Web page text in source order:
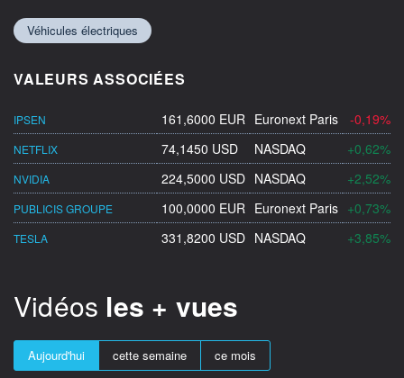
Véhicules électriques
VALEURS ASSOCIÉES
IPSEN 161,6000 EUR Euronext Paris -0,19%
NETFLIX 74,1450 USD NASDAQ +0,62%
NVIDIA 224,5000 USD NASDAQ +2,52%
PUBLICIS GROUPE 100,0000 EUR Euronext Paris +0,73%
TESLA 331,8200 USD NASDAQ +3,85%
Vidéos les + vues
Aujourd'hui cette semaine ce mois